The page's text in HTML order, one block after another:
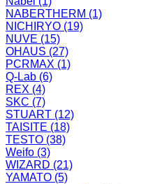
NABERTHERM (1)
NICHIRYO (19)
NUVE (15)
OHAUS (27)
PCRMAX (1)
Q-Lab (6)
REX (4)
SKC (7)
STUART (12)
TAISITE (18)
TESTO (38)
Weifo (3)
WIZARD (21)
YAMATO (5)